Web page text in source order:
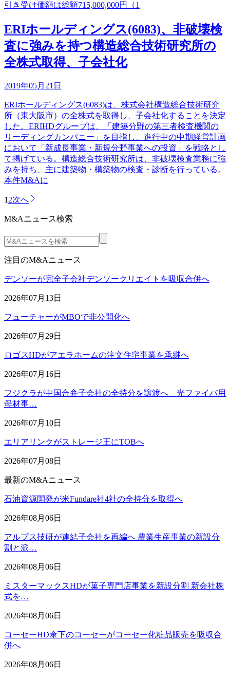
引き受け価額は総額715,000,000円（1
ERIホールディングス(6083)、非破壊検
査に強みを持つ構造総合技術研究所の
全株式取得、子会社化
2019年05月21日
ERIホールディングス(6083)は、株式会社構造総合技術研究
所（東大阪市）の全株式を取得し、子会社化することを決定
した。ERIHDグループは、「建築分野の第三者検査機関の
リーディングカンパニー」を目指し、進行中の中期経営計画
において「新成長事業・新規分野事業への投資」を戦略とし
て掲げている。構造総合技術研究所は、非破壊検査業務に強
みを持ち、主に建築物・構築物の検査・診断を行っている。
本件M&Aに
1 2次へ
M&Aニュース検索
注目のM&Aニュース
デンソーが完全子会社デンソークリエイトを吸収合併へ
2026年07月13日
フューチャーがMBOで非公開化へ
2026年07月29日
ロゴスHDがアエラホームの注文住宅事業を承継へ
2026年07月16日
フジクラが中国合弁子会社の全持分を譲渡へ 光ファイバ用
母材事…
2026年07月10日
エリアリンクがストレージ王にTOBへ
2026年07月08日
最新のM&Aニュース
石油資源開発が米Fundare社4社の全持分を取得へ
2026年08月06日
アルプス技研が連結子会社を再編へ 農業生産事業の新設分
割と派…
2026年08月06日
ミスターマックスHDが菓子専門店事業を新設分割 新会社株
式を…
2026年08月06日
コーセーHD傘下のコーセーがコーセー化粧品販売を吸収合
併へ
2026年08月06日